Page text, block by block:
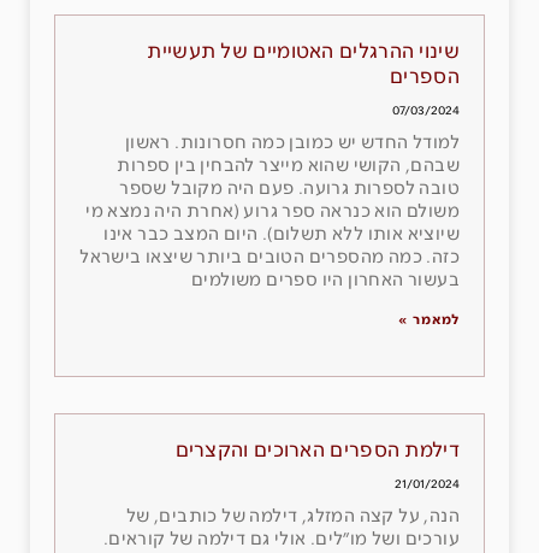
שינוי ההרגלים האטומיים של תעשיית
הספרים
07/03/2024
למודל החדש יש כמובן כמה חסרונות. ראשון
שבהם, הקושי שהוא מייצר להבחין בין ספרות
טובה לספרות גרועה. פעם היה מקובל שספר
משולם הוא כנראה ספר גרוע (אחרת היה נמצא מי
שיוציא אותו ללא תשלום). היום המצב כבר אינו
כזה. כמה מהספרים הטובים ביותר שיצאו בישראל
בעשור האחרון היו ספרים משולמים
למאמר »
דילמת הספרים הארוכים והקצרים
21/01/2024
הנה, על קצה המזלג, דילמה של כותבים, של
עורכים ושל מו״לים. אולי גם דילמה של קוראים.